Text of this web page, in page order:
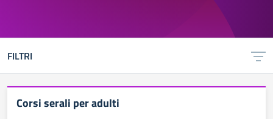
FILTRI
Corsi serali per adulti